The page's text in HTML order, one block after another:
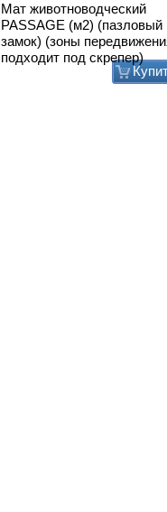
Мат животноводческий
PASSAGE (м2) (пазловый
замок) (зоны
подходит под скрепер)